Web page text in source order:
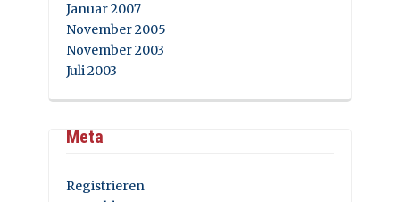
Januar 2007
November 2005
November 2003
Juli 2003
Meta
Registrieren